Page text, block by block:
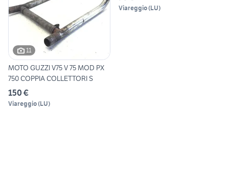
11
MOTO GUZZI V75 V 75 MOD PX
750 COPPIA COLLETTORI S
150 €
Viareggio(LU)
Viareggio(LU)